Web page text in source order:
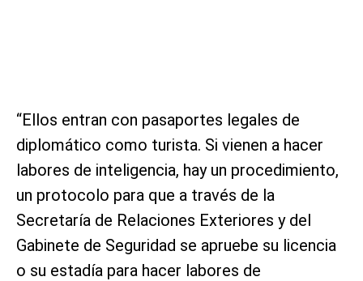
“Ellos entran con pasaportes legales de
diplomático como turista. Si vienen a hacer
labores de inteligencia, hay un procedimiento,
un protocolo para que a través de la
Secretaría de Relaciones Exteriores y del
Gabinete de Seguridad se apruebe su licencia
o su estadía para hacer labores de